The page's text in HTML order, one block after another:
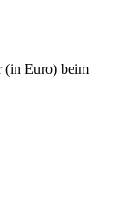
(in Euro) beim